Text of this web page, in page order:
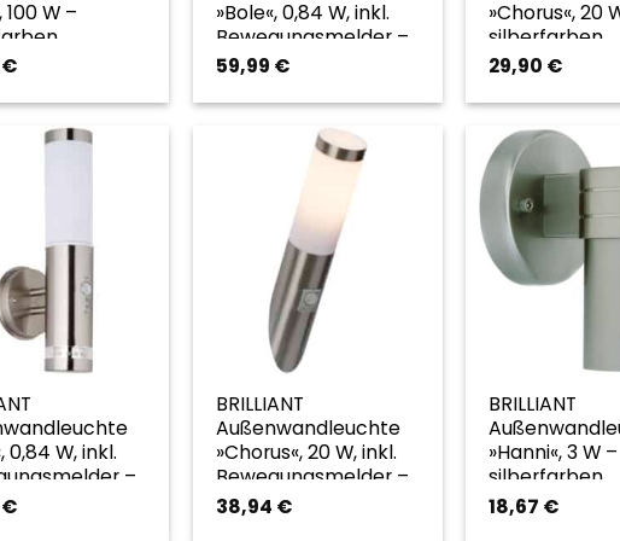
100 W –
€
»Bole«, 0,84 W, inkl.
Bewegungsmelder –
silberfarben
59,99 €
»Chorus«, 20
silberfarben
29,90 €
0,84 W, inkl.
–
€
BRILLIANT
Außenwandleuchte
»Chorus«, 20 W, inkl.
Bewegungsmelder –
silberfarben
38,94 €
BRILLIANT
»Hanni«, 3 W –
silberfarben
18,67 €